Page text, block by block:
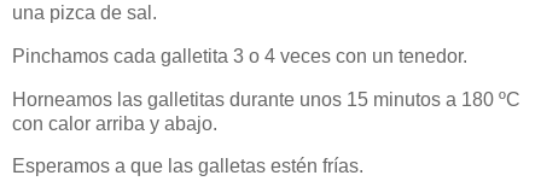
una pizca de sal.
Pinchamos cada galletita 3 o 4 veces con un tenedor.
Horneamos las galletitas durante unos 15 minutos a 180 ºC
con calor arriba y abajo.
Esperamos a que las galletas estén frías.